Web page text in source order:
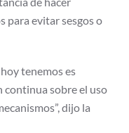
para evitar sesgos o
tenemos es
continua sobre el uso
dijo la